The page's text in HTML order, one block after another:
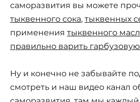
саморазвития вы можете
тыквенного сока, тыквенных
применения тыквенного
правильно варить
Ну и конечно не забывайте
смотреть и наш видео канал